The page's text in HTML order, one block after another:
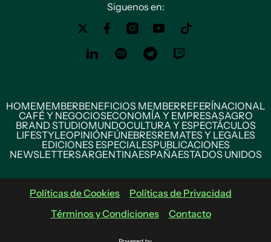
Siguenos en:
HOMEMEMBERBENEFICIOS MEMBERREFERÍNACIONAL
CAFÉ Y NEGOCIOSECONOMÍA Y EMPRESASAGRO
BRAND STUDIOMUNDOCULTURA Y ESPECTÁCULOS
LIFESTYLEOPINIÓNFÚNEBRESREMATES Y LEGALES
EDICIONES ESPECIALESPUBLICACIONES
NEWSLETTERSARGENTINAESPAÑAESTADOS UNIDOS
Políticas de Cookies
Políticas de Privacidad
Términos y Condiciones
Contacto